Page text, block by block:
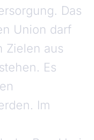
Das
Union darf
Zielen aus
Es
Im